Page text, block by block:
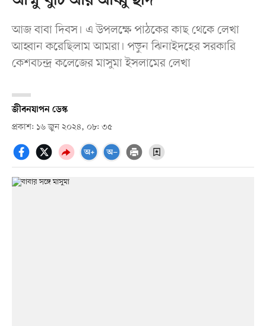
আজ বাবা দিবস। এ উপলক্ষে পাঠকের কাছ থেকে লেখা
আহ্বান করেছিলাম আমরা। পড়ুন ঝিনাইদহের সরকারি
কেশবচন্দ্র কলেজের মাসুমা ইসলামের লেখা
জীবনযাপন ডেস্ক
প্রকাশ: ১৬ জুন ২০২৪, ০৮: ৩৫